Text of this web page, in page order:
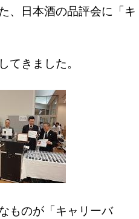
、日本酒の品評会に「キ
てきました。
ものが「キャリーバ